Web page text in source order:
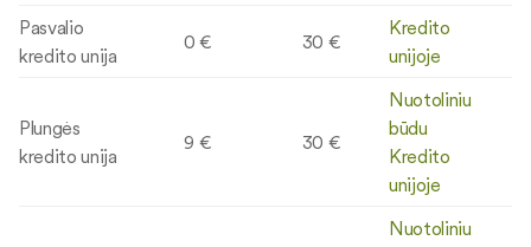
Pasvalio
kredito unija
0 € 30 €
Kredito
unijoje
Plungės
kredito unija
9 € 30 €
Nuotoliniu
būdu
Kredito
unijoje
Nuotoliniu